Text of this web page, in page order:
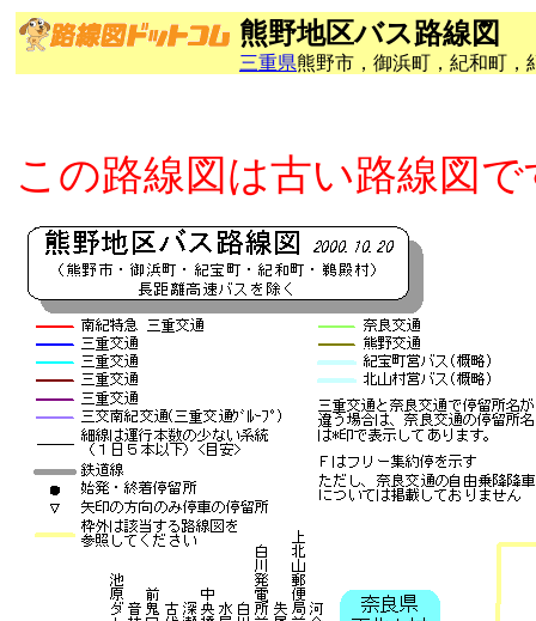
熊野地区バス路線図
三重県熊野市，御浜町，紀和町，
この路線図は古い路線図で